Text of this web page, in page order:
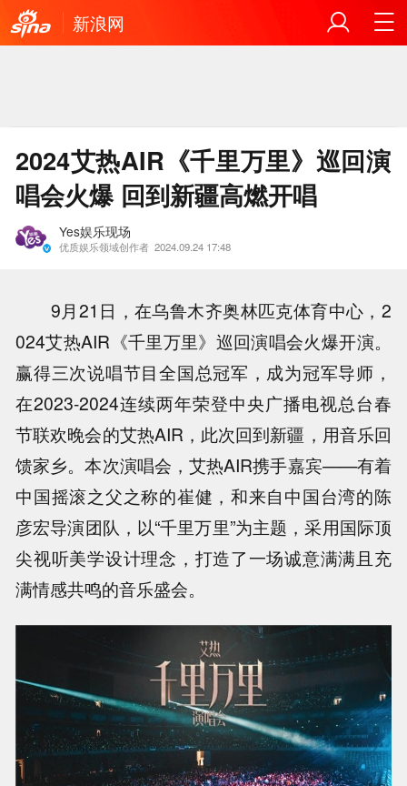
新浪网
2024艾热AIR《千里万里》巡回演
唱会火爆 回到新疆高燃开唱
Yes娱乐现场
优质娱乐领域创作者 2024.09.24 17:48
9月21日，在乌鲁木齐奥林匹克体育中心，2
024艾热AIR《千里万里》巡回演唱会火爆开演。
赢得三次说唱节目全国总冠军，成为冠军导师，
在2023-2024连续两年荣登中央广播电视总台春
节联欢晚会的艾热AIR，此次回到新疆，用音乐回
馈家乡。本次演唱会，艾热AIR携手嘉宾——有着
中国摇滚之父之称的崔健，和来自中国台湾的陈
彦宏导演团队，以“千里万里”为主题，采用国际顶
尖视听美学设计理念，打造了一场诚意满满且充
满情感共鸣的音乐盛会。